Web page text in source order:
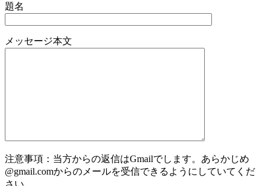
題名
メッセージ本文
注意事項：当方からの返信はGmailでします。あらかじめ
@gmail.comからのメールを受信できるようにしていてくだ
さい。